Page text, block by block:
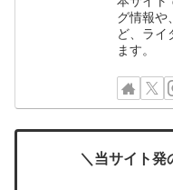
グ情報や
ど、ライ
ます。
＼当サイト発